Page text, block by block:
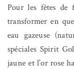
Pour les fêtes de
transformer en
eau gazeuse
spéciales Spirit
jaune et l’or rose